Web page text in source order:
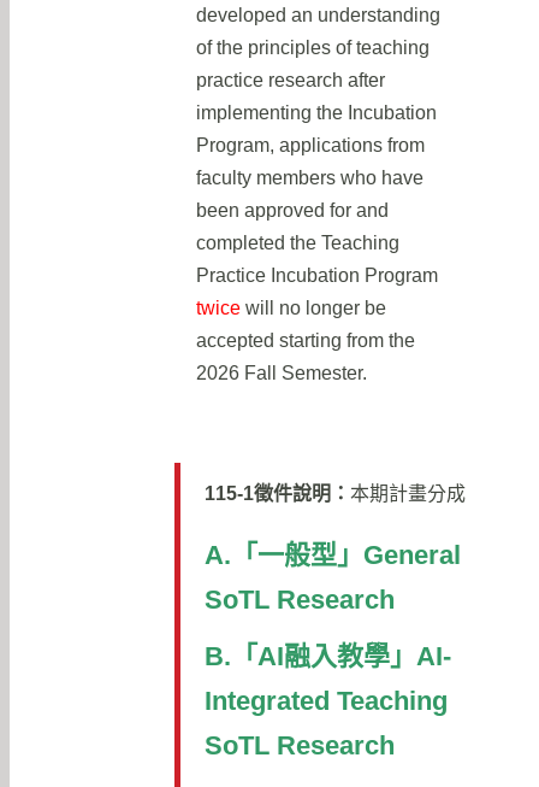
developed an understanding
of the principles of teaching
practice research after
implementing the Incubation
Program, applications from
faculty members who have
been approved for and
completed the Teaching
Practice Incubation Program
twice will no longer be
accepted starting from the
2026 Fall Semester.
115-1徵件說明： 本期計畫分成
A.「一般型」General
SoTL Research
B.「 AI融入教學」AI-
Integrated Teaching
SoTL Research